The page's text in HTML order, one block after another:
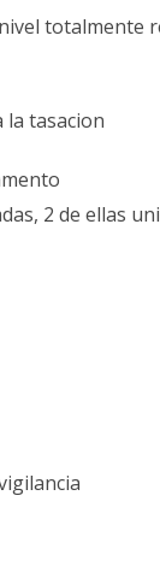
totalmente
la tasacion
2 de ellas